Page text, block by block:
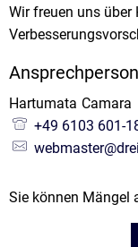
Wir freuen uns über
Hartumata Camara
+49 6103 601-
Sie können Mängel